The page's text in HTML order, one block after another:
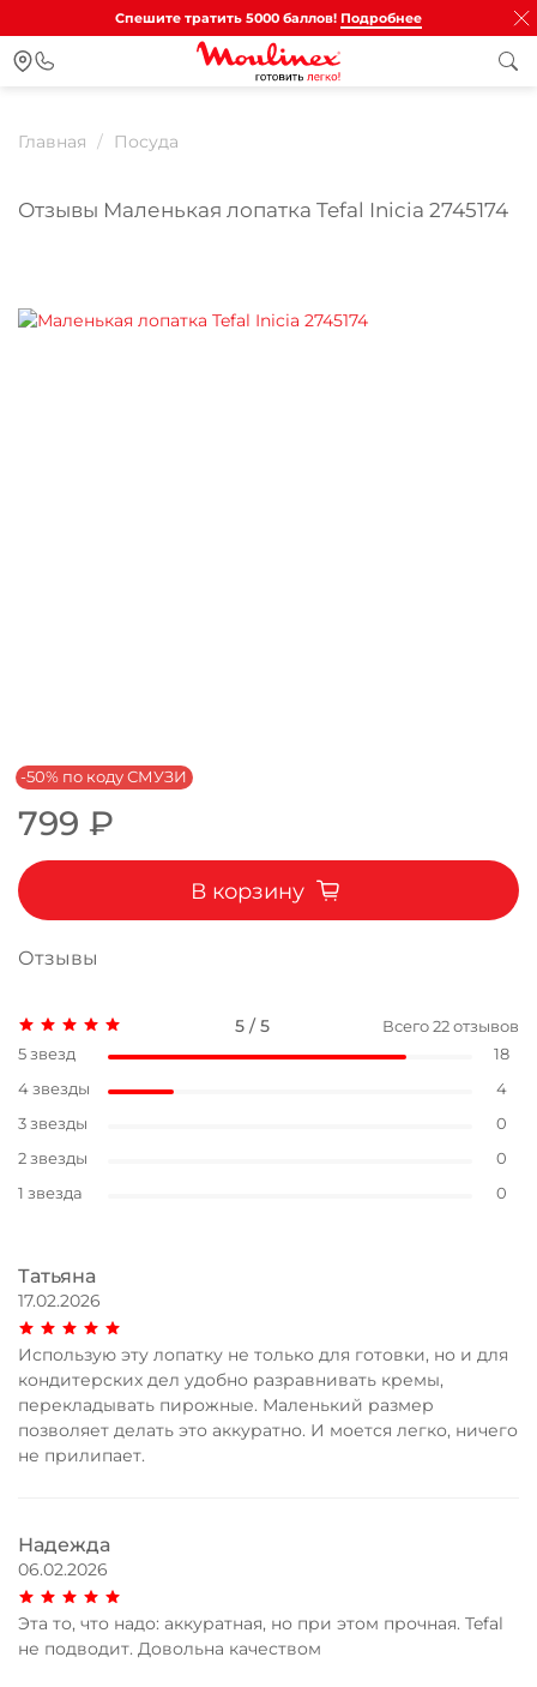
Спешите тратить 5000 баллов! Подробнее
Главная Посуда
Отзывы Маленькая лопатка Tefal Inicia 2745174
-50% по коду СМУЗИ
799 ₽
В корзину
Отзывы
Татьяна
17.02.2026
Использую эту лопатку не только для готовки, но и для
кондитерских дел удобно разравнивать кремы,
перекладывать пирожные. Маленький размер
позволяет делать это аккуратно. И моется легко, ничего
не прилипает.
Надежда
06.02.2026
Эта то, что надо: аккуратная, но при этом прочная. Tefal
не подводит. Довольна качеством
5 / 5 Всего22отзывов
5 звезд
18
4 звезды
4
3 звезды
0
2 звезды
0
1 звезда
0